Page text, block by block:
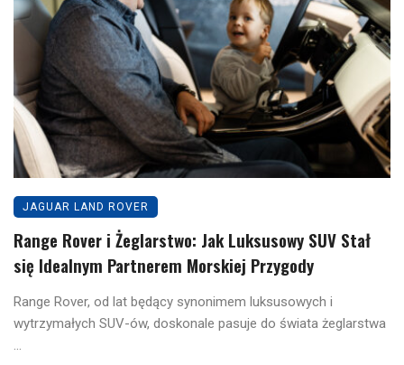
JAGUAR LAND ROVER
Range Rover i Żeglarstwo: Jak Luksusowy SUV Stał
się Idealnym Partnerem Morskiej Przygody
Range Rover, od lat będący synonimem luksusowych i
wytrzymałych SUV-ów, doskonale pasuje do świata żeglarstwa
...